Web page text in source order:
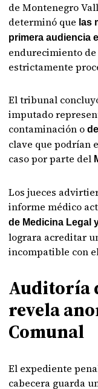
de Montenegro
determinó que las
primera audiencia
endurecimiento
estrictamente
El tribunal
imputado
contaminación o
clave que podrían
caso por parte del
Los jueces
informe médico
de Medicina Legal
lograra acreditar
incompatible con
Auditoría
revela
Comunal
El expediente
cabecera guarda